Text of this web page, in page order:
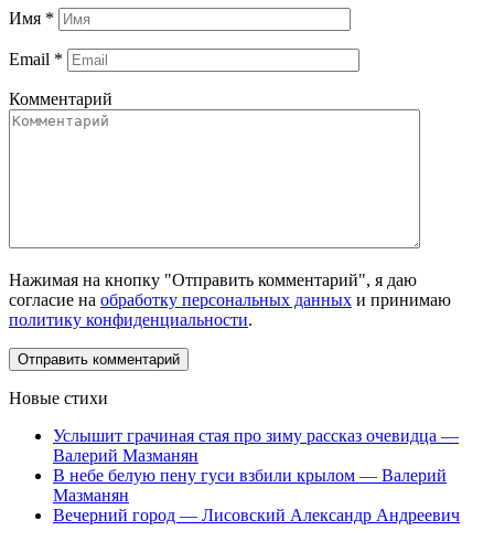
Имя *
Email *
Комментарий
Нажимая на кнопку "Отправить комментарий", я даю
согласие на обработку персональных данных и принимаю
политику конфиденциальности.
Новые стихи
Услышит грачиная стая про зиму рассказ очевидца —
Валерий Мазманян
В небе белую пену гуси взбили крылом — Валерий
Мазманян
Вечерний город — Лисовский Александр Андреевич